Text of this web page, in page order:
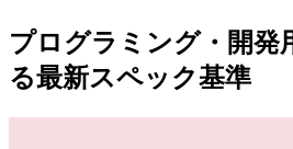
プログラミング・開発
る最新スペック基準